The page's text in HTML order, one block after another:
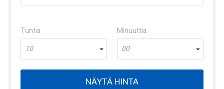
Tuntia
10
Minuuttia
00
NÄYTÄ HINTA